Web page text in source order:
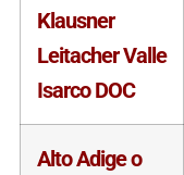
Klausner
Leitacher Valle
Isarco DOC
Alto Adige o